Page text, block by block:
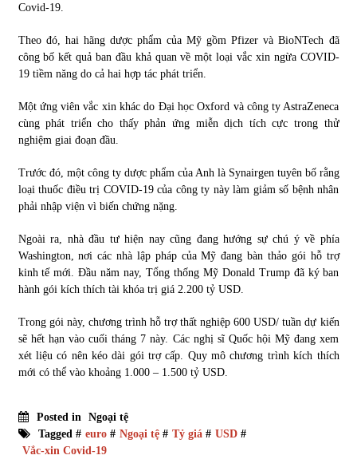
Covid-19.
Theo đó, hai hãng dược phẩm của Mỹ gồm Pfizer và BioNTech đã
công bố kết quả ban đầu khả quan về một loại vắc xin ngừa COVID-
19 tiềm năng do cả hai hợp tác phát triển.
Một ứng viên vắc xin khác do Đại học Oxford và công ty AstraZeneca
cùng phát triển cho thấy phản ứng miễn dịch tích cực trong thử
nghiệm giai đoạn đầu.
Trước đó, một công ty dược phẩm của Anh là Synairgen tuyên bố rằng
loại thuốc điều trị COVID-19 của công ty này làm giảm số bệnh nhân
phải nhập viện vì biến chứng nặng.
Ngoài ra, nhà đầu tư hiện nay cũng đang hướng sự chú ý về phía
Washington, nơi các nhà lập pháp của Mỹ đang bàn thảo gói hỗ trợ
kinh tế mới. Đầu năm nay, Tổng thống Mỹ Donald Trump đã ký ban
hành gói kích thích tài khóa trị giá 2.200 tỷ USD.
Trong gói này, chương trình hỗ trợ thất nghiệp 600 USD/ tuần dự kiến
sẽ hết hạn vào cuối tháng 7 này. Các nghị sĩ Quốc hội Mỹ đang xem
xét liệu có nên kéo dài gói trợ cấp. Quy mô chương trình kích thích
mới có thể vào khoảng 1.000 – 1.500 tỷ USD.
Posted in
Ngoại tệ
Tagged # euro# Ngoại tệ# Tỷ giá# USD#
Vắc-xin Covid-19